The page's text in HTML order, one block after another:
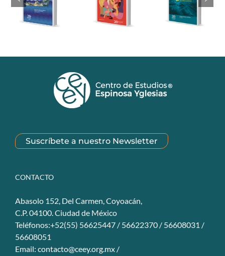
Suscríbete a nuestro Newsletter
CONTACTO
Abasolo 152, Del Carmen, Coyoacán,
C.P. 04100. Ciudad de México
Teléfonos:+52(55) 56625447 / 56622370 / 56608031 /
56608051
Email: contacto@ceey.org.mx /